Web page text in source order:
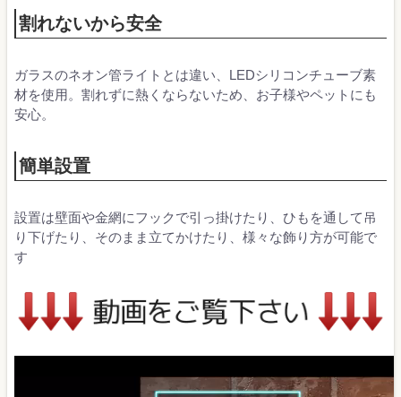
割れないから安全
ガラスのネオン管ライトとは違い、LEDシリコンチューブ素
材を使用。割れずに熱くならないため、お子様やペットにも
安心。
簡単設置
設置は壁面や金網にフックで引っ掛けたり、ひもを通して吊
り下げたり、そのまま立てかけたり、様々な飾り方が可能で
す